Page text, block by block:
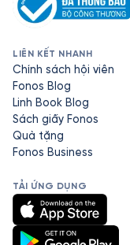
LIÊN KẾT NHANH
Chính sách hội viên
Fonos Blog
Linh Book Blog
Sách giấy Fonos
Quà tặng
Fonos Business
TẢI ỨNG DỤNG